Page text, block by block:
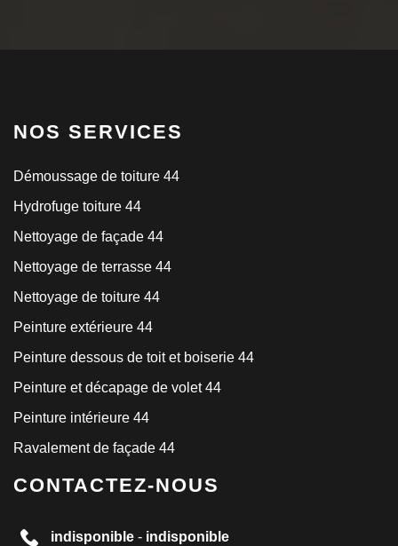
NOS SERVICES
Démoussage de toiture 44
Hydrofuge toiture 44
Nettoyage de façade 44
Nettoyage de terrasse 44
Nettoyage de toiture 44
Peinture extérieure 44
Peinture dessous de toit et boiserie 44
Peinture et décapage de volet 44
Peinture intérieure 44
Ravalement de façade 44
CONTACTEZ-NOUS
indisponible - indisponible